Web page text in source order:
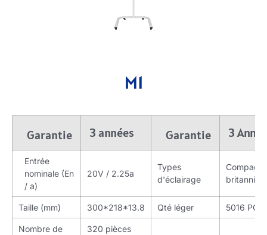
M1
Garantie 3 années Garantie 3
Entrée
nominale (En
/ a)
20V / 2.25a
Types
d'éclairage
Taille (mm) 300*218*13.8 Qté léger 5016
Nombre de
320 pièces